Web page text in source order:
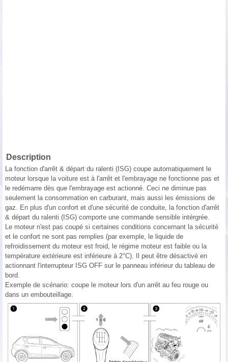
Description
La fonction d'arrêt & départ du ralenti (ISG) coupe automatiquement le
moteur lorsque la voiture est à l'arrêt et l'embrayage ne fonctionne pas et
le redémarre dès que l'embrayage est actionné. Ceci ne diminue pas
seulement la consommation en carburant, mais aussi les émissions de
gaz. En plus d'un confort et d'une sécurité de conduite, la fonction d'arrêt
& départ du ralenti (ISG) comporte une commande sensible intérgrée.
Le moteur n'est pas coupé si certaines conditions concernant la sécurité
et le confort ne sont pas remplies (par exemple, le liquide de
refroidissement du moteur est froid, le régime moteur est faible ou la
température extérieure est inférieure à 2°C). Il peut être désactivé en
actionnant l'interrupteur ISG OFF sur le panneau inférieur du tableau de
bord.
Exemple de scénario: coupe le moteur lors d'un arrêt au feu rouge ou
dans un embouteillage.